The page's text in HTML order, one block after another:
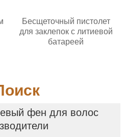
Бесщеточный пистолет
для заклепок с литиевой
батареей
фен для волос